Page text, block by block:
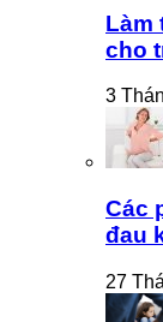
Làm
cho
3
Các
đau
27